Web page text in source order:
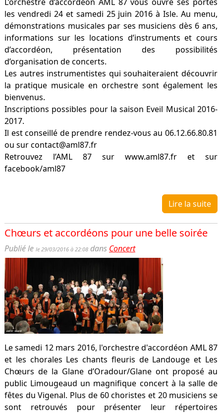
les vendredi 24 et samedi 25 juin 2016 à Isle. Au menu,
démonstrations musicales par ses musiciens dès 6 ans,
informations sur les locations d’instruments et cours
d’accordéon, présentation des possibilités
d’organisation de concerts.
Les autres instrumentistes qui souhaiteraient découvrir
la pratique musicale en orchestre sont également les
bienvenus.
Inscriptions possibles pour la saison Eveil Musical 2016-
2017.
Il est conseillé de prendre rendez-vous au 06.12.66.80.81
ou sur contact@aml87.fr
Retrouvez l’AML 87 sur www.aml87.fr et sur
facebook/aml87
Lire la suite
Chœurs et accordéons pour une belle soirée
Publié le le 29/03/2016 à 22:08dans Concert
Le samedi 12 mars 2016, l'orchestre d'accordéon AML 87
et les chorales Les chants fleuris de Landouge et Les
Chœurs de la Glane d’Oradour/Glane ont proposé au
public Limougeaud un magnifique concert à la salle de
fêtes du Vigenal. Plus de 60 choristes et 20 musiciens se
sont retrouvés pour présenter leur répertoires